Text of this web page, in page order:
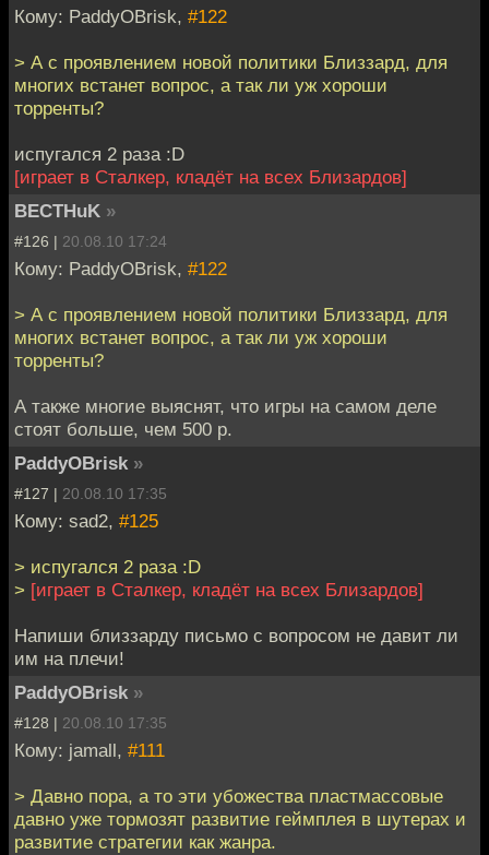
Кому: PaddyOBrisk, #122
> А с проявлением новой политики Близзард, для
многих встанет вопрос, а так ли уж хороши
торренты?
испугался 2 раза :D
[играет в Сталкер, кладёт на всех Близардов]
BECTHuK »
#126 | 20.08.10 17:24
Кому: PaddyOBrisk, #122
> А с проявлением новой политики Близзард, для
многих встанет вопрос, а так ли уж хороши
торренты?
А также многие выяснят, что игры на самом деле
стоят больше, чем 500 р.
PaddyOBrisk »
#127 | 20.08.10 17:35
Кому: sad2, #125
> испугался 2 раза :D
> [играет в Сталкер, кладёт на всех Близардов]
Напиши близзарду письмо с вопросом не давит ли
им на плечи!
PaddyOBrisk »
#128 | 20.08.10 17:35
Кому: jamall, #111
> Давно пора, а то эти убожества пластмассовые
давно уже тормозят развитие геймплея в шутерах и
развитие стратегии как жанра.